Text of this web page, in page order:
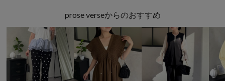
prose verseからのおすすめ